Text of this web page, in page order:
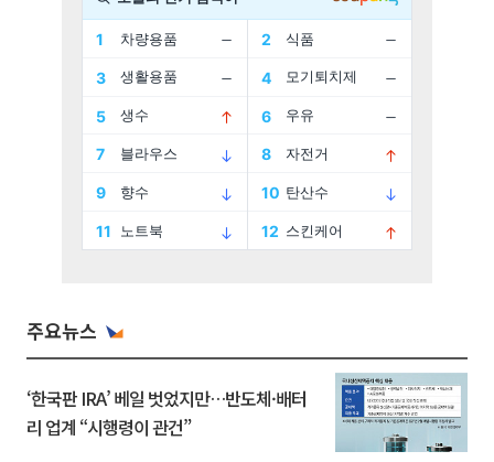
주요뉴스
‘한국판 IRA’ 베일 벗었지만…반도체·배터
리 업계 “시행령이 관건”